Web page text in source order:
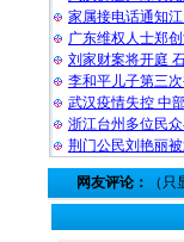
家属接电话通知
广东维权人士郑
刘家财案将开庭
李和平儿子第三
武汉疫情失控 中
浙江台州多位民
荆门公民刘艳丽
网友评论： （